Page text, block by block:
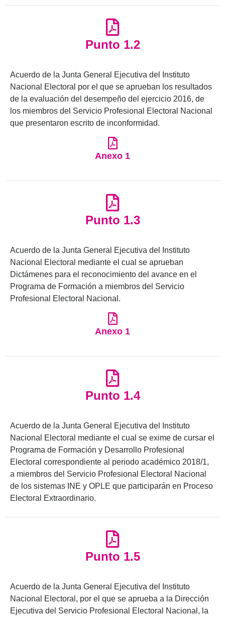
Punto 1.2
Acuerdo de la Junta General Ejecutiva del Instituto
Nacional Electoral por el que se aprueban los resultados
de la evaluación del desempeño del ejercicio 2016, de
los miembros del Servicio Profesional Electoral Nacional
que presentaron escrito de inconformidad.
Anexo 1
Punto 1.3
Acuerdo de la Junta General Ejecutiva del Instituto
Nacional Electoral mediante el cual se aprueban
Dictámenes para el reconocimiento del avance en el
Programa de Formación a miembros del Servicio
Profesional Electoral Nacional.
Anexo 1
Punto 1.4
Acuerdo de la Junta General Ejecutiva del Instituto
Nacional Electoral mediante el cual se exime de cursar el
Programa de Formación y Desarrollo Profesional
Electoral correspondiente al periodo académico 2018/1,
a miembros del Servicio Profesional Electoral Nacional
de los sistemas INE y OPLE que participarán en Proceso
Electoral Extraordinario.
Punto 1.5
Acuerdo de la Junta General Ejecutiva del Instituto
Nacional Electoral, por el que se aprueba a la Dirección
Ejecutiva del Servicio Profesional Electoral Nacional, la